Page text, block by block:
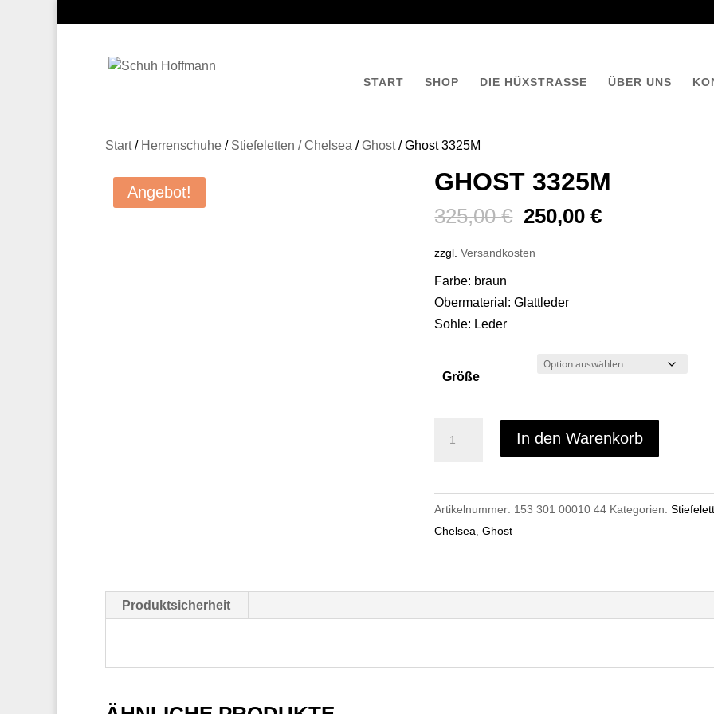
START SHOP DIE HÜXSTRASSE ÜBER UNS
Start/ Herrenschuhe / Stiefeletten / Chelsea /Ghost/ Ghost 3325M
Angebot! GHOST 3325M
325,00€ Ursprünglicher
war:
250,00€Aktueller
zzgl.Versandkosten
Farbe: braun
Obermaterial: Glattleder
Sohle: Leder
Größe
In den Warenkorb
Artikelnummer: 153 301 00010 44 Kategorien:
Chelsea ,Ghost
Produktsicherheit